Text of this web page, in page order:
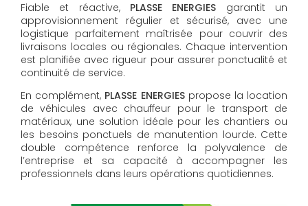
Fiable et réactive, PLASSE ENERGIES garantit un
approvisionnement régulier et sécurisé, avec une
logistique parfaitement maîtrisée pour couvrir des
livraisons locales ou régionales. Chaque intervention
est planifiée avec rigueur pour assurer ponctualité et
continuité de service.
En complément, PLASSE ENERGIESpropose la location
de véhicules avec chauffeur pour le transport de
matériaux, une solution idéale pour les chantiers ou
les besoins ponctuels de manutention lourde. Cette
double compétence renforce la polyvalence de
l’entreprise et sa capacité à accompagner les
professionnels dans leurs opérations quotidiennes.